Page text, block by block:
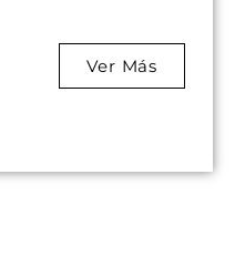
Ver Más